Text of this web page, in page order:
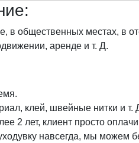
общественных местах, в
аренде и т. Д.
клей, швейные нитки и
2 лет, клиент просто
навсегда, мы можем